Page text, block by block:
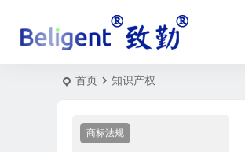
首页 知识产权
商标法规